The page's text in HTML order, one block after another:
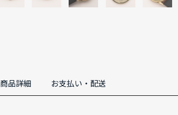
商品詳細 お支払い・配送